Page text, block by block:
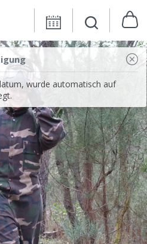
wurde automatisch auf